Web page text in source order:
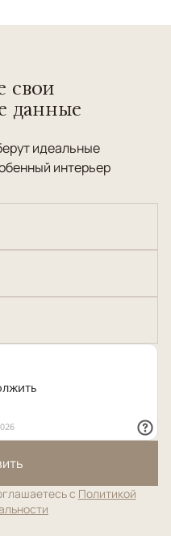
свои
данные
идеальные
интерьер
с Политикой